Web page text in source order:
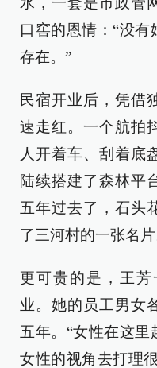
口窖的恩情：“没
存在。”
民宿开业后，凭借
速走红。一个航拍
人开着车、刮着底
陆续搭建了森林平
五年过去了，石头
了三河村的一张名片
更可贵的是，王
业。她的员工男女
五年。“女性在这里
女性的视角去打理